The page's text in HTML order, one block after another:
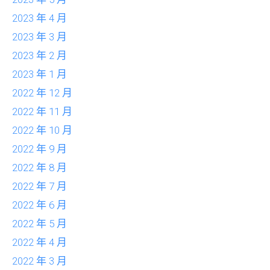
2023 年 4 月
2023 年 3 月
2023 年 2 月
2023 年 1 月
2022 年 12 月
2022 年 11 月
2022 年 10 月
2022 年 9 月
2022 年 8 月
2022 年 7 月
2022 年 6 月
2022 年 5 月
2022 年 4 月
2022 年 3 月